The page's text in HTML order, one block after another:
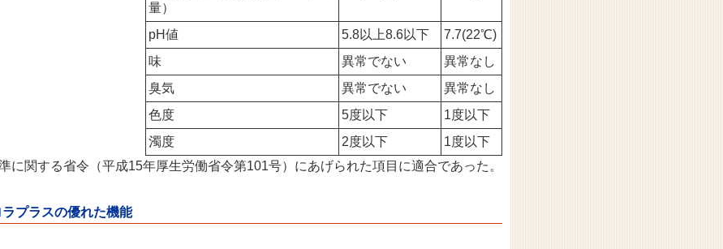
量）
pH値 5.8以上8.6以下
7.7(22℃)
味
異常でない
異常なし
臭気
異常でない
異常なし
色度
5度以下
1度以下
濁度
2度以下
1度以下
に関する省令（平成15年厚生労働省令第101号）にあげられた項目に適合であった。
プラスの優れた機能